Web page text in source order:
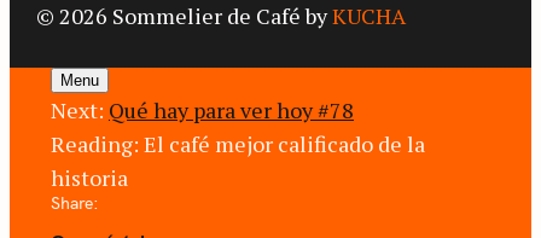
© 2026 Sommelier de Café byKUCHA
Menu
Next: Qué hay para ver hoy #78
Reading: El café mejor calificado de la
historia
Share: